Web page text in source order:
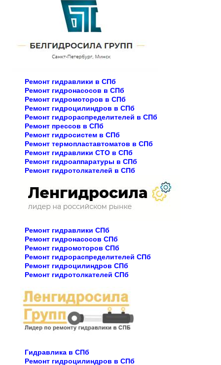
Ремонт гидравлики в СПб
Ремонт гидронасосов в СПб
Ремонт гидромоторов в СПб
Ремонт гидроцилиндров в СПб
Ремонт гидрораспределителей в СПб
Ремонт прессов в СПб
Ремонт гидросистем в СПб
Ремонт термопластавтоматов в СПб
Ремонт гидравлики СТО в СПб
Ремонт гидроаппаратуры в СПб
Ремонт гидротолкателей в СПб
Ремонт гидравлики СПб
Ремонт гидронасосов СПб
Ремонт гидромоторов СПб
Ремонт гидрораспределителей СПб
Ремонт гидроцилиндров СПб
Ремонт гидротолкателей СПб
Гидравлика в СПб
Ремонт гидроцилиндров в СПб